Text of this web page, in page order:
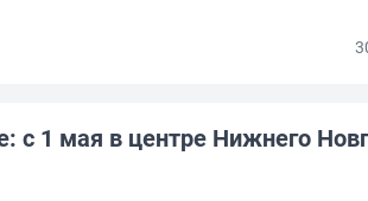
с 1 мая в центре Нижнего